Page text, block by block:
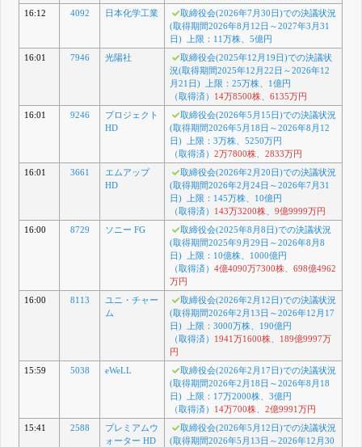
16:12
4092 日本化学工業
取締役会(2026年7月30日)での決議状況
(取得期間2026年8月12日～2027年3月31
日) 上限：11万株、5億円
16:01
7946 光陽社
取締役会(2025年12月19日)での決議状
況(取得期間2025年12月22日～2026年12
月21日) 上限：25万株、1億円
（取得済）
14万8500株、 6135万円
16:01
9246
プロジェクト
HD
取締役会(2026年5月15日)での決議状況
(取得期間2026年5月18日～2026年8月12
日) 上限：3万株、5250万円
（取得済） 2万7800株、 2833万円
16:01
3661
エムアップ
HD
取締役会(2026年2月20日)での決議状況
(取得期間2026年2月24日～2026年7月31
日) 上限：145万株、10億円
（取得済）
143万3200株、 9億9999万円
16:00
8729 ソニー FG
取締役会(2025年8月8日)での決議状況
(取得期間2025年9月29日～2026年8月8
日) 上限：10億株、1000億円
（取得済） 4億4090万7300株、 698億4962
万円
16:00
8113
ユニ・チャー
ム
取締役会(2026年2月12日)での決議状況
(取得期間2026年2月13日～2026年12月17
日) 上限：3000万株、190億円
（取得済）
1941万1600株、
189億9997万
円
15:59
5038 eWeLL
取締役会(2026年2月17日)での決議状況
(取得期間2026年2月18日～2026年8月18
日) 上限：17万2000株、3億円
（取得済）
14万700株、 2億9991万円
15:41
2588
プレミアムウ
ォーター HD
取締役会(2026年5月12日)での決議状況
(取得期間2026年5月13日～2026年12月30